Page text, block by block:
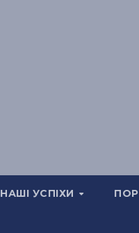
НАШІ УСПІХИ